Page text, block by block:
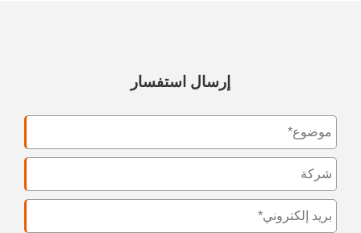
إرسال استفسار